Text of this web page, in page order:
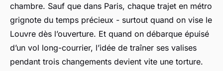
chambre. Sauf que dans Paris, chaque trajet en métro
grignote du temps précieux - surtout quand on vise le
Louvre dès l’ouverture. Et quand on débarque épuisé
d’un vol long-courrier, l’idée de traîner ses valises
pendant trois changements devient vite une torture.